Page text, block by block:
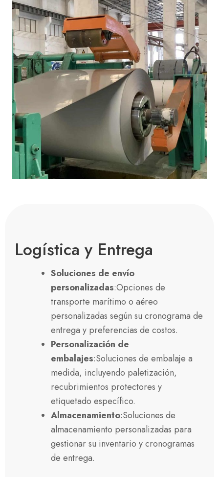
Logística y Entrega
Soluciones de envío
personalizadas:Opciones de
transporte marítimo o aéreo
personalizadas según su cronograma de
entrega y preferencias de costos.
Personalización de
embalajes:Soluciones de embalaje a
medida, incluyendo paletización,
recubrimientos protectores y
etiquetado específico.
Almacenamiento:Soluciones de
almacenamiento personalizadas para
gestionar su inventario y cronogramas
de entrega.